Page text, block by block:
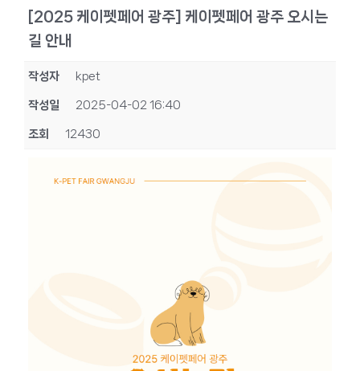
[2025 케이펫페어 광주] 케이펫페어 광주 오시는
길 안내
작성자 kpet
작성일 2025-04-02 16:40
조회 12430